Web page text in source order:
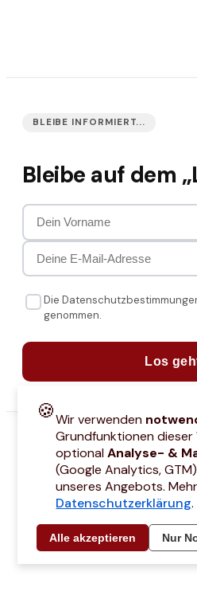
BLEIBE INFORMIERT...
Bleibe auf dem
Die
genommen.
Los
© 2021 –
by Joyce
🍪Wir verwenden
Grundfunktionen dieser
optionalAnalyse- &
(Google Analytics,
unseres Angebots.
Datenschutzerklärung.
Alle akzeptieren Nur